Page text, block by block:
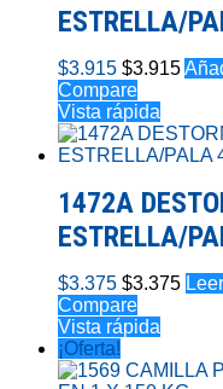
ESTRELLA/
$3.915 $3.915
Compare
Vista rápida
1472A
ESTRELLA/
$3.375 $3.375
Compare
Vista rápida
¡Oferta!